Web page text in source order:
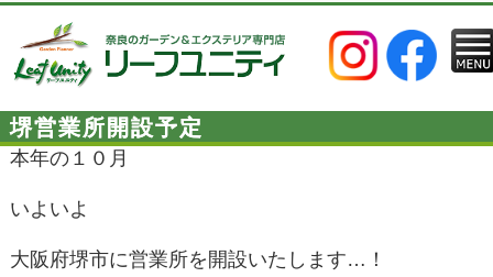
堺営業所開設予定
本年の１０月
いよいよ
大阪府堺市に営業所を開設いたします…！